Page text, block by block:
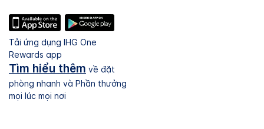
Tải ứng dụng IHG One
Rewards app
Tìm hiểu thêm về đặt
phòng nhanh và Phần thưởng
mọi lúc mọi nơi